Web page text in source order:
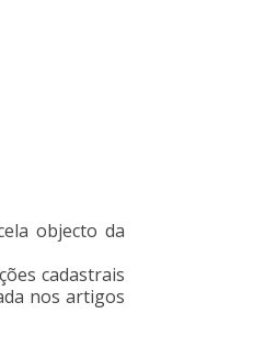
objecto da
cadastrais
nos artigos